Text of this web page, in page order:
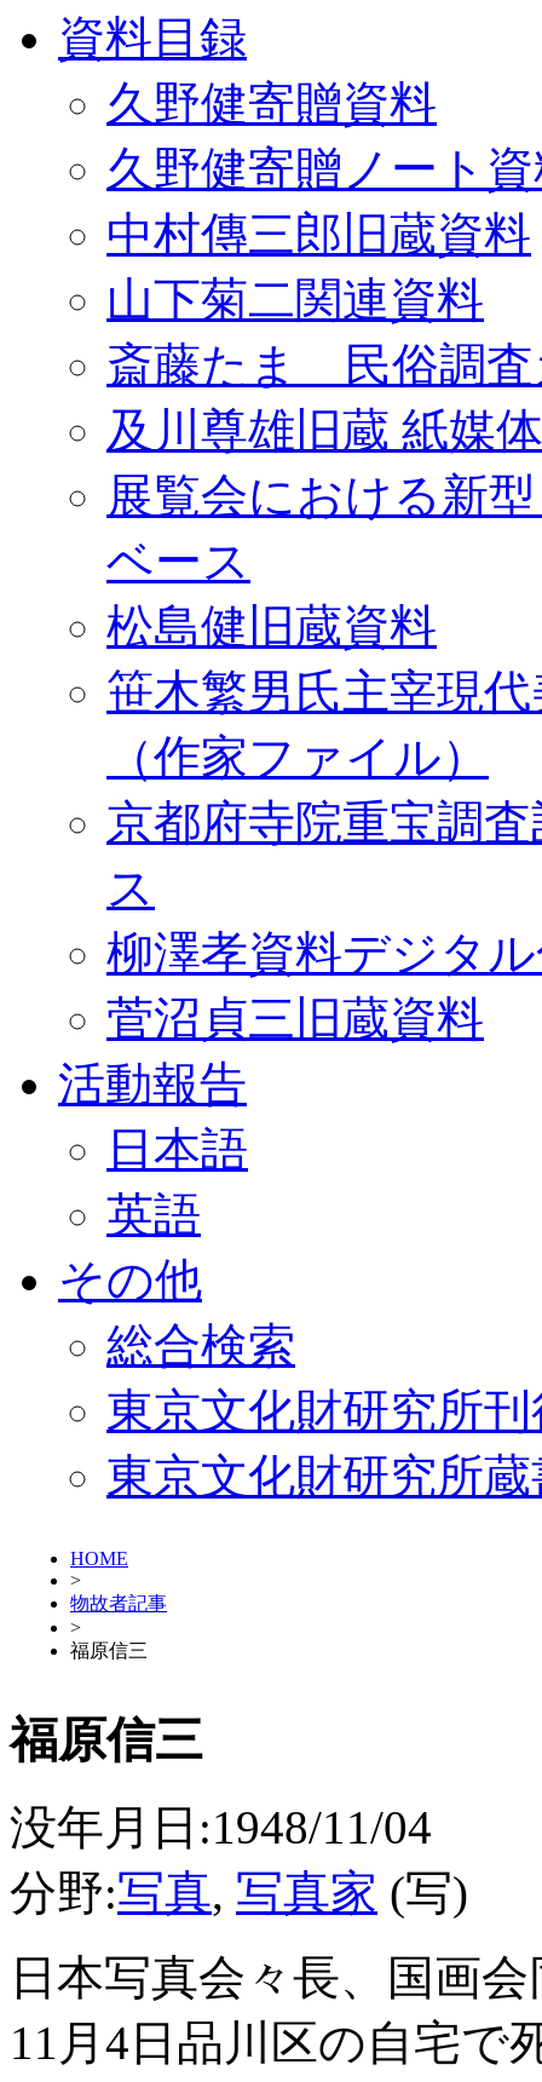
資料目録
久野健寄贈資料
久野健寄贈ノート
中村傳三郎旧蔵資料
山下菊二関連資料
斎藤たま 民俗調査
及川尊雄旧蔵 紙媒
展覧会における新
ベース
松島健旧蔵資料
笹木繁男氏主宰現
（作家ファイル）
京都府寺院重宝調
ス
柳澤孝資料デジタ
菅沼貞三旧蔵資料
活動報告
日本語
英語
その他
総合検索
東京文化財研究所
東京文化財研究所
HOME
>
物故者記事
>
福原信三
福原信三
没年月日:1948/11/04
分野:写真, 写真家 (写)
日本写真会々長、国画会
11月4日品川区の自宅で